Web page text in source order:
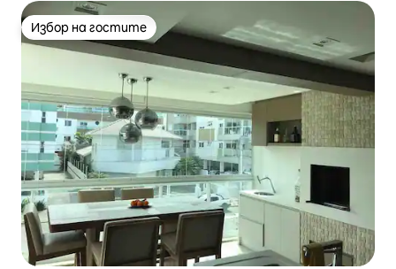
Избор на гостите
Избор на гостите